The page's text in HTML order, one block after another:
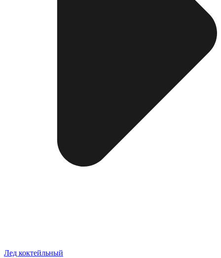
Лед коктейльный